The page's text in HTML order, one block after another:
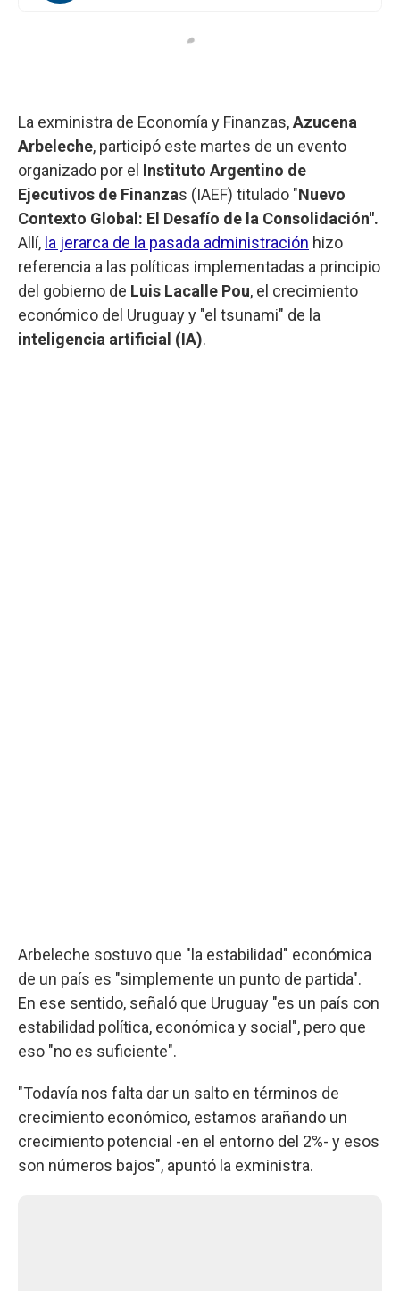
La exministra de Economía y Finanzas,Azucena
Arbeleche, participó este martes de un evento
organizado por el Instituto Argentino de
Ejecutivos de Finanzas (IAEF) titulado "Nuevo
Contexto Global: El Desafío de la Consolidación".
Allí, la jerarca de la pasada administración hizo
referencia a las políticas implementadas a principio
del gobierno de Luis Lacalle Pou, el crecimiento
económico del Uruguay y "el tsunami" de la
inteligencia artificial (IA).
Arbeleche sostuvo que "la estabilidad" económica
de un país es "simplemente un punto de partida".
En ese sentido, señaló que Uruguay "es un país con
estabilidad política, económica y social", pero que
eso "no es suficiente".
"Todavía nos falta dar un salto en términos de
crecimiento económico, estamos arañando un
crecimiento potencial -en el entorno del 2%- y esos
son números bajos", apuntó la exministra.